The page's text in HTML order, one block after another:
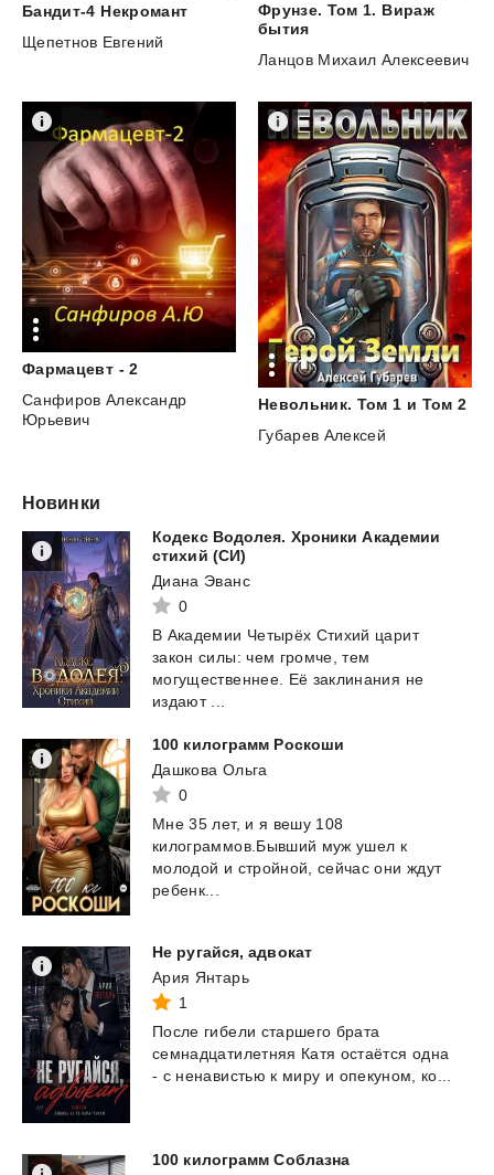
Бандит-4 Некромант
Щепетнов Евгений
Фрунзе. Том 1. Вираж
бытия
Ланцов Михаил Алексеевич
Фармацевт - 2
Санфиров Александр
Юрьевич
Невольник. Том 1 и Том 2
Губарев Алексей
Новинки
Кодекс Водолея. Хроники Академии
стихий (СИ)
Диана Эванс
0
В Академии Четырёх Стихий царит
закон силы: чем громче, тем
могущественнее. Её заклинания не
издают ...
100 килограмм Роскоши
Дашкова Ольга
0
Мне 35 лет, и я вешу 108
килограммов.Бывший муж ушел к
молодой и стройной, сейчас они ждут
ребенк...
Не ругайся, адвокат
Ария Янтарь
1
После гибели старшего брата
семнадцатилетняя Катя остаётся одна
- с ненавистью к миру и опекуном, ко...
100 килограмм Соблазна